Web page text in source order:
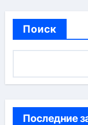
Поиск
Последние